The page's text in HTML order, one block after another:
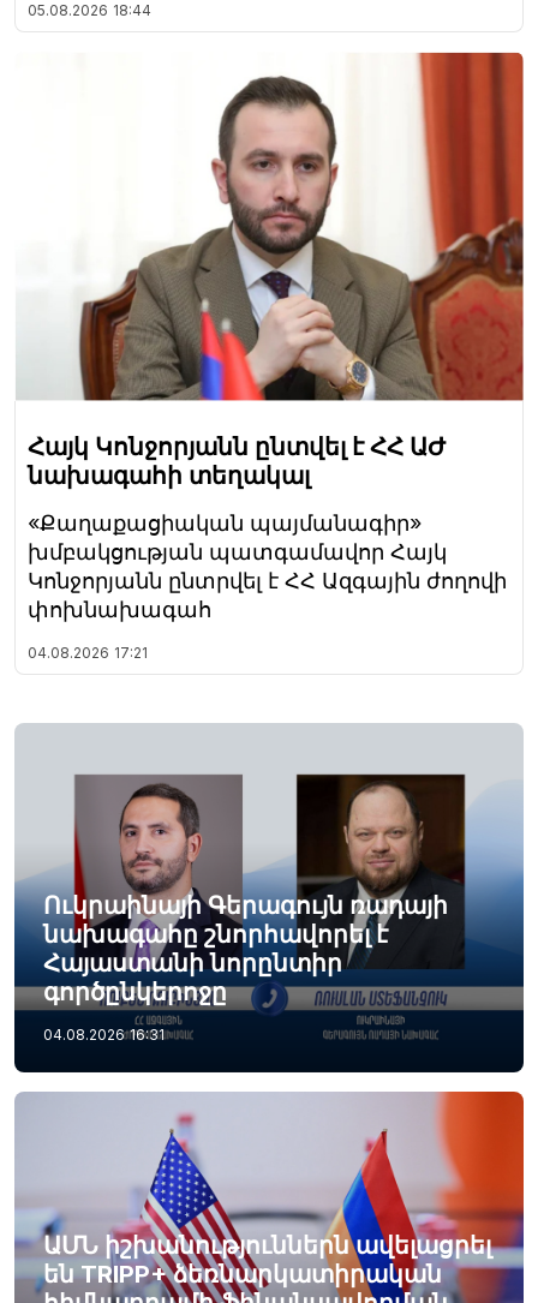
05.08.2026 18:44
Հայկ Կոնջորյանն ընտվել է ՀՀ ԱԺ
նախագահի տեղակալ
«Քաղաքացիական պայմանագիր»
խմբակցության պատգամավոր Հայկ
Կոնջորյանն ընտրվել է ՀՀ Ազգային ժողովի
փոխնախագահ
04.08.2026 17:21
Ուկրաինայի Գերագույն ռադայի
նախագահը շնորհավորել է
Հայաստանի նորընտիր
գործընկերոջը
04.08.2026 16:31
ԱՄՆ իշխանություններն ավելացրել
են TRIPP+ ձեռնարկատիրական